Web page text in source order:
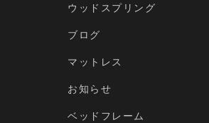
ウッドスプリング
ブログ
マットレス
お知らせ
ベッドフレーム